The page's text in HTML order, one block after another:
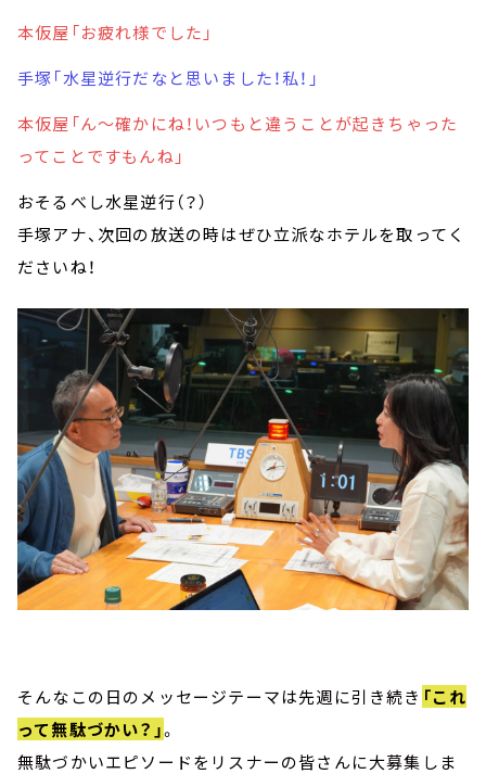
本仮屋「お疲れ様でした」
手塚「水星逆行だなと思いました！私！」
本仮屋「ん～確かにね！いつもと違うことが起きちゃった
ってことですもんね」
おそるべし水星逆行（？）
手塚アナ、次回の放送の時はぜひ立派なホテルを取ってく
ださいね！
そんなこの日のメッセージテーマは先週に引き続き 「これ
って無駄づかい？」。
無駄づかいエピソードをリスナーの皆さんに大募集しま